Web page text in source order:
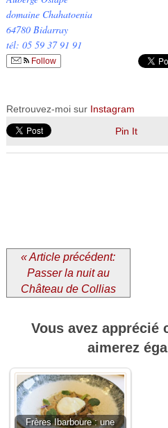
domaine Chahatoenia
64780 Bidarray
tél: 05 59 37 91 91
Follow
Retrouvez-moi sur Instagram
Pin It
« Article précédent:
Passer la nuit au
Château de Collias
Vous avez apprécié
aimerez
Frères Ibarboure : une